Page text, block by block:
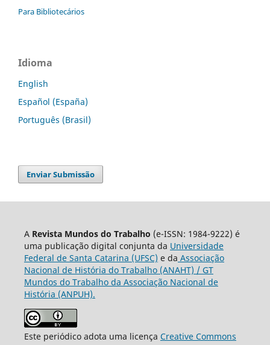
Para Bibliotecários
Idioma
English
Español (España)
Português (Brasil)
Enviar Submissão
A Revista Mundos do Trabalho (e-ISSN: 1984-9222) é
uma publicação digital conjunta da Universidade
Federal de Santa Catarina (UFSC) e da Associação
Nacional de História do Trabalho (ANAHT) / GT
Mundos do Trabalho da Associação Nacional de
História (ANPUH).
Este periódico adota uma licença Creative Commons